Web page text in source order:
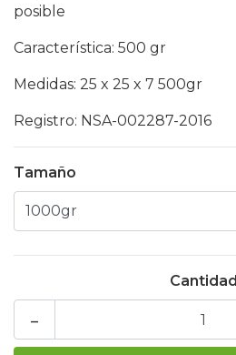
posible
Característica: 500 gr
Medidas: 25 x 25 x 7 500gr
Registro: NSA-002287-2016
Tamaño
Cantidad
-